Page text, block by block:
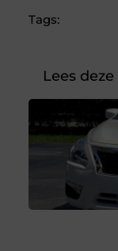
Tags:
Lees deze